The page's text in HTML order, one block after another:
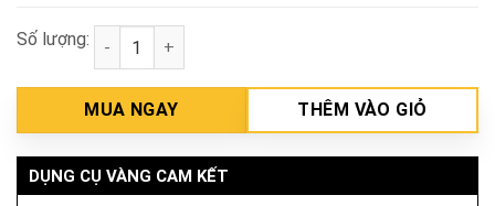
Số lượng: Máy hàn lift TIG/ MMA Inverter 200A/70V hiệu
MUA NGAY THÊM VÀO GIỎ
DỤNG CỤ VÀNG CAM KẾT